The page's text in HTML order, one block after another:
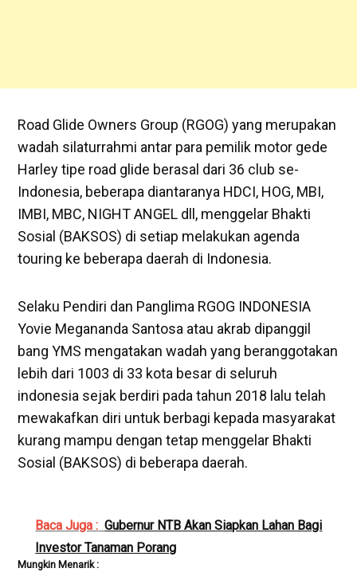
Road Glide Owners Group (RGOG) yang merupakan
wadah silaturrahmi antar para pemilik motor gede
Harley tipe road glide berasal dari 36 club se-
Indonesia, beberapa diantaranya HDCI, HOG, MBI,
IMBI, MBC, NIGHT ANGEL dll, menggelar Bhakti
Sosial (BAKSOS) di setiap melakukan agenda
touring ke beberapa daerah di Indonesia.
Selaku Pendiri dan Panglima RGOG INDONESIA
Yovie Megananda Santosa atau akrab dipanggil
bang YMS mengatakan wadah yang beranggotakan
lebih dari 1003 di 33 kota besar di seluruh
indonesia sejak berdiri pada tahun 2018 lalu telah
mewakafkan diri untuk berbagi kepada masyarakat
kurang mampu dengan tetap menggelar Bhakti
Sosial (BAKSOS) di beberapa daerah.
Baca Juga : Gubernur NTB Akan Siapkan Lahan Bagi
Investor Tanaman Porang
Mungkin Menarik :